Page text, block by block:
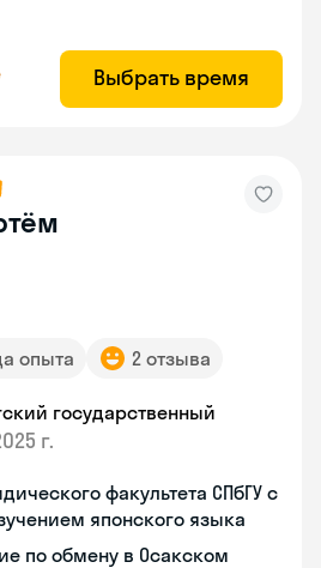
Выбрать время
опыта 2 отзыва
государственный
г.
факультета СПбГУ с
японского языка
по обмену в Осакском